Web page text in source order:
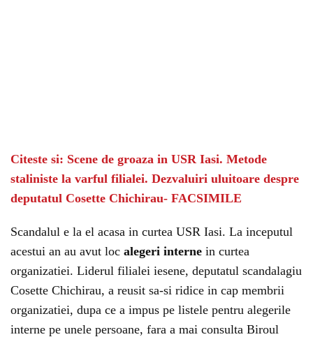
Citeste si: Scene de groaza in USR Iasi. Metode
staliniste la varful filialei. Dezvaluiri uluitoare despre
deputatul Cosette Chichirau- FACSIMILE
Scandalul e la el acasa in curtea USR Iasi. La inceputul
acestui an au avut loc alegeri interne in curtea
organizatiei. Liderul filialei iesene, deputatul scandalagiu
Cosette Chichirau, a reusit sa-si ridice in cap membrii
organizatiei, dupa ce a impus pe listele pentru alegerile
interne pe unele persoane, fara a mai consulta Biroul